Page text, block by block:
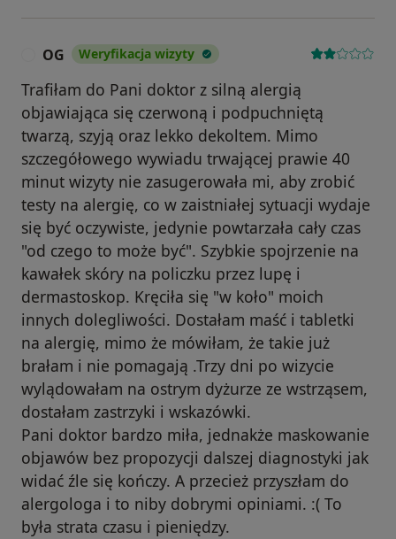
OG Weryfikacja wizyty
Trafiłam do Pani doktor z silną alergią
objawiająca się czerwoną i podpuchniętą
twarzą, szyją oraz lekko dekoltem. Mimo
szczegółowego wywiadu trwającej prawie 40
minut wizyty nie zasugerowała mi, aby zrobić
testy na alergię, co w zaistniałej sytuacji wydaje
się być oczywiste, jedynie powtarzała cały czas
"od czego to może być". Szybkie spojrzenie na
kawałek skóry na policzku przez lupę i
dermastoskop. Kręciła się "w koło" moich
innych dolegliwości. Dostałam maść i tabletki
na alergię, mimo że mówiłam, że takie już
brałam i nie pomagają .Trzy dni po wizycie
wylądowałam na ostrym dyżurze ze wstrząsem,
dostałam zastrzyki i wskazówki.
Pani doktor bardzo miła, jednakże maskowanie
objawów bez propozycji dalszej diagnostyki jak
widać źle się kończy. A przecież przyszłam do
alergologa i to niby dobrymi opiniami. :( To
była strata czasu i pieniędzy.